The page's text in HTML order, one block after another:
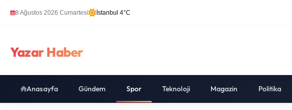
8 Ağustos 2026 Cumartesi İstanbul 4°C
Yazar Haber
Anasayfa Gündem Spor Teknoloji Magazin Politika